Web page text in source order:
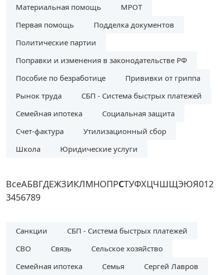
Материальная помощь
МРОТ
Первая помощь
Подделка документов
Политические партии
Поправки и изменения в законодательстве РФ
Пособие по безработице
Прививки от гриппа
Рынок труда
СБП - Система быстрых платежей
Семейная ипотека
Социальная защита
Счет-фактура
Утилизационный сбор
Школа
Юридические услуги
ВсеАБВГДЕЖЗИКЛМНОПРСТУФХЦЧШЩЭЮЯ012
3456789
Санкции
СБП - Система быстрых платежей
СВО
Связь
Сельское хозяйство
Семейная ипотека
Семья
Сергей Лавров